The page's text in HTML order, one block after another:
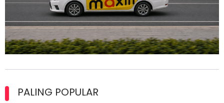
lesen separuh pertama 2026
PALING POPULAR